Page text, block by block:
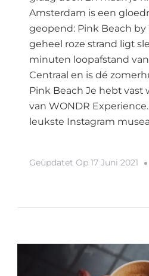
Amsterdam is een
geopend: Pink Beach by
geheel roze strand ligt
minuten loopafstand
Centraal en is dé
Pink Beach Je hebt vast
van WONDR
leukste Instagram
Geüpdatet Op 17 Juni 2021